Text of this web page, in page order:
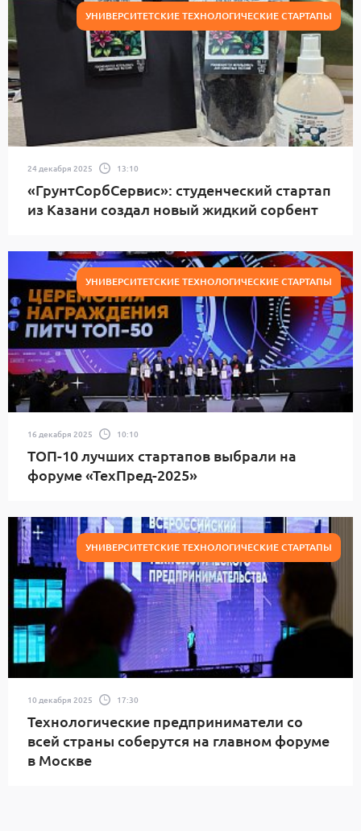
УНИВЕРСИТЕТСКИЕ ТЕХНОЛОГИЧЕСКИЕ СТАРТАПЫ
24 декабря 2025 13:10
«ГрунтСорбСервис»: студенческий стартап
из Казани создал новый жидкий сорбент
УНИВЕРСИТЕТСКИЕ ТЕХНОЛОГИЧЕСКИЕ СТАРТАПЫ
16 декабря 2025 10:10
ТОП-10 лучших стартапов выбрали на
форуме «ТехПред-2025»
УНИВЕРСИТЕТСКИЕ ТЕХНОЛОГИЧЕСКИЕ СТАРТАПЫ
10 декабря 2025 17:30
Технологические предприниматели со
всей страны соберутся на главном форуме
в Москве